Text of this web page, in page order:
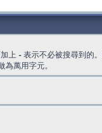
上 - 表示不必被搜尋到的
為萬用字元。